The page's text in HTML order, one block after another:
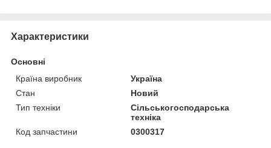
Характеристики
Основні
Країна виробник
Україна
Стан
Новий
Тип техніки
Сільськогосподарська
техніка
Код запчастини
0300317